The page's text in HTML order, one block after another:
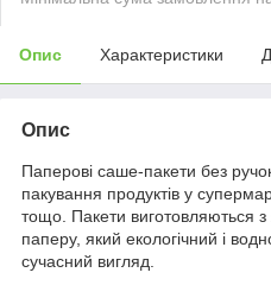
Опис Характеристики
Опис
Паперові саше-пакети без
пакування продуктів у
тощо. Пакети виготовляються з
паперу, який екологічний і
сучасний вигляд.